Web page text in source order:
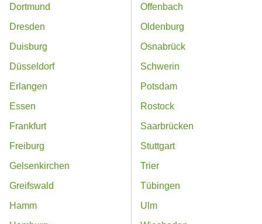
Dortmund
Dresden
Duisburg
Düsseldorf
Erlangen
Essen
Frankfurt
Freiburg
Gelsenkirchen
Greifswald
Hamm
Offenbach
Oldenburg
Osnabrück
Schwerin
Potsdam
Rostock
Saarbrücken
Stuttgart
Trier
Tübingen
Ulm